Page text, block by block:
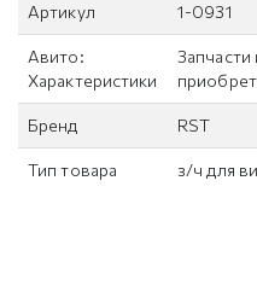
Артикул 1-0931
Авито:
Характеристики
Бренд RST
Тип товара з/ч для